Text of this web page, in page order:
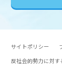
サイトポリシー
反社会的勢力に対す